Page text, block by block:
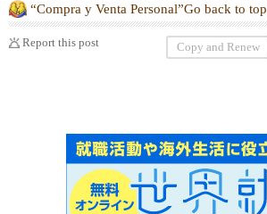
“Compra y Venta Personal”Go back to top
Report this post Copy and Renew